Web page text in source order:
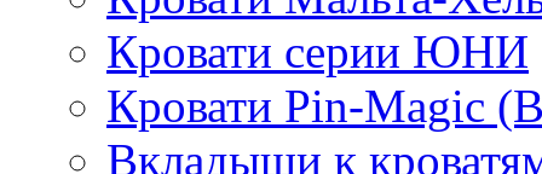
Кровати серии ЮНИ
Кровати Pin-Magic
Вкладыши к